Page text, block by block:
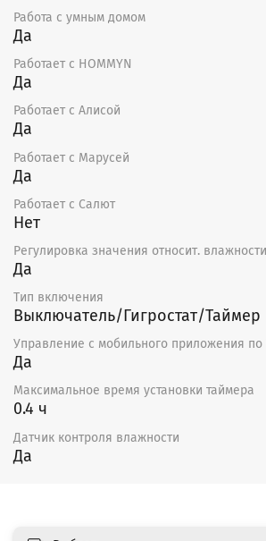
Работа с умным домом
Да
Работает с HOMMYN
Да
Работает с Алисой
Да
Работает с Марусей
Да
Работает с Салют
Нет
Регулировка значения относит. влажности
Да
Тип включения
Выключатель/Гигростат/Таймер
Управление c мобильного приложения по
Да
Максимальное время установки таймера
0.4 ч
Датчик контроля влажности
Да